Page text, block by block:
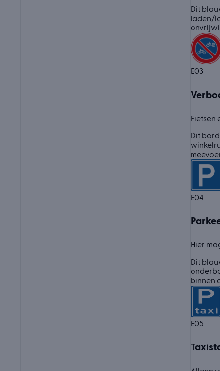
Dit
laden/
E03
Fietsen
Dit
E04
Hier
Dit
binnen
E05